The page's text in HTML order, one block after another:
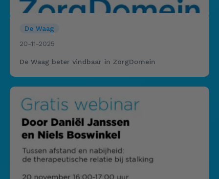
De Waag
20-11-2025
De Waag beter vindbaar in ZorgDomein